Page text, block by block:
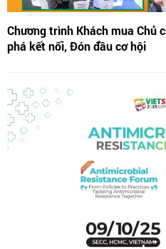
Chương trình Khách mua Chủ
phá kết nối, Đón đầu cơ hội